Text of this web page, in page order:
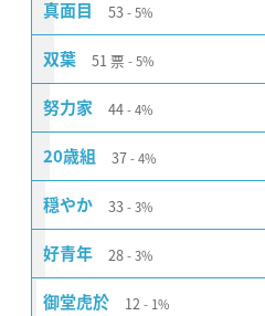
真面目 53 5%
双葉 51 票 5%
努力家 44 4%
20歳組 37 4%
穏やか 33 3%
好青年 28 3%
御堂虎於 12 1%